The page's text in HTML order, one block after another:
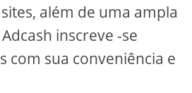
além de uma ampla
inscreve -se
com sua conveniência e